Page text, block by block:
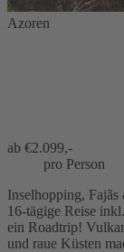
Azoren
ab €2.099,-
pro Person
Inselhopping, Fajãs
16-tägige Reise
ein Roadtrip!
und raue Küsten